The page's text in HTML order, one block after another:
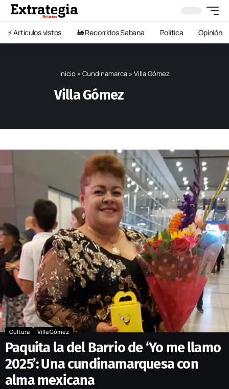
⚡️ Artículos vistos 🚂 Recorridos Sabana Política Opinión
Inicio » Cundinamarca » Villa Gómez
Villa Gómez
Cultura Villa Gómez
Paquita la del Barrio de ‘Yo me llamo
2025’: Una cundinamarquesa con
alma mexicana